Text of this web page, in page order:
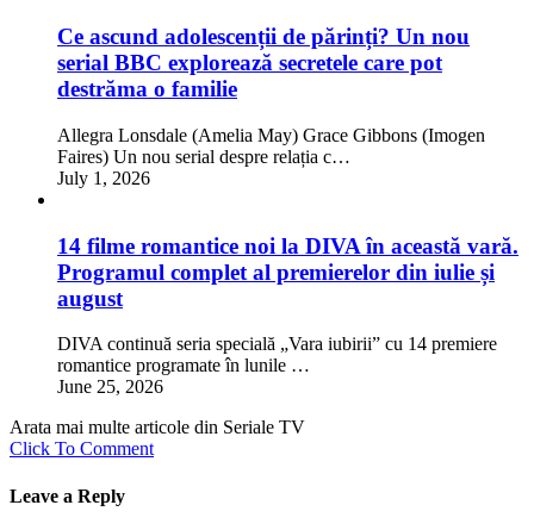
Ce ascund adolescenții de părinți? Un nou
serial BBC explorează secretele care pot
destrăma o familie
Allegra Lonsdale (Amelia May) Grace Gibbons (Imogen
Faires) Un nou serial despre relația c…
July 1, 2026
14 filme romantice noi la DIVA în această vară.
Programul complet al premierelor din iulie și
august
DIVA continuă seria specială „Vara iubirii” cu 14 premiere
romantice programate în lunile …
June 25, 2026
Arata mai multe articole din Seriale TV
Click To Comment
Leave a Reply